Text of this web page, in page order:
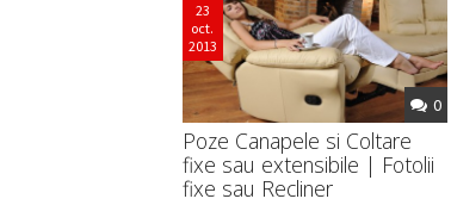
23
oct.
2013
0
Poze Canapele si Coltare
fixe sau extensibile | Fotolii
fixe sau Recliner